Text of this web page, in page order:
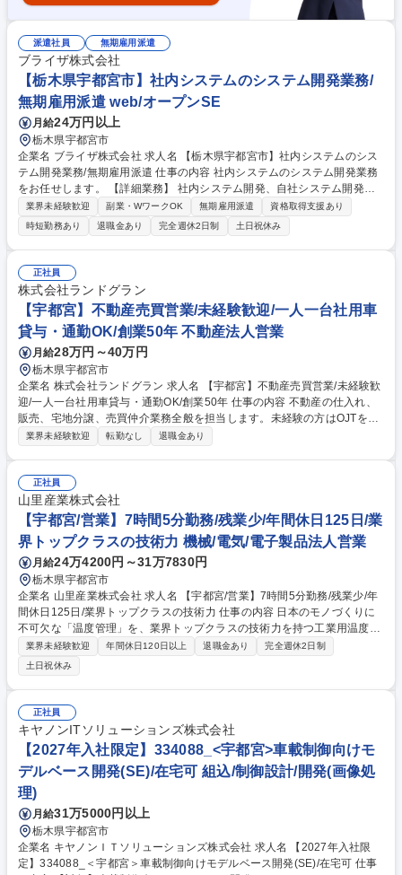
派遣社員 無期雇用派遣
ブライザ株式会社
【栃木県宇都宮市】社内システムのシステム開発業務/
無期雇用派遣 web/オープンSE
月給24万円以上
栃木県宇都宮市
企業名 ブライザ株式会社 求人名 【栃木県宇都宮市】社内システムのシス
テム開発業務/無期雇用派遣 仕事の内容 社内システムのシステム開発業務
をお任せします。 【詳細業務】 社内システム開発、自社システム開発、
マネジメント業務 募集職種 【栃木県宇都宮市】社内システムのシステム
開発業務/無期雇用派遣
業界未経験歓迎 副業・WワークOK 無期雇用派遣
資格取得支援あり
時短勤務あり
退職金あり 完全週休2日制 土日祝休み
正社員
株式会社ランドグラン
【宇都宮】不動産売買営業/未経験歓迎/一人一台社用車
貸与・通勤OK/創業50年 不動産法人営業
月給28万円～40万円
栃木県宇都宮市
企業名 株式会社ランドグラン 求人名 【宇都宮】不動産売買営業/未経験歓
迎/一人一台社用車貸与・通勤OK/創業50年 仕事の内容 不動産の仕入れ、
販売、宅地分譲、売買仲介業務全般を担当します。未経験の方はOJTを通
じて先輩から法規制やアドバイスの基礎を学び、一歩ずつ専門性を高める
どの専門知識もゼロから習得可能です。一人一台の専用社用車を貸与し、
そのまま自宅への通勤もOKという嬉しい福利厚生も。創業50年の信頼が
あるからこそ扱える優良物件も多く、地域に根ざして「一生物のスキル」
を身につけ、着実にキャリアを積み上げたい方に最適な環境です。 募集職
種 【宇都宮】不動産売買営業/未経験歓迎/一人一台社用車貸与・通勤OK/
創業50年
業界未経験歓迎 転勤なし 退職金あり
正社員
山里産業株式会社
【宇都宮/営業】7時間5分勤務/残業少/年間休日125日/業
界トップクラスの技術力 機械/電気/電子製品法人営業
月給24万4200円～31万7830円
栃木県宇都宮市
企業名 山里産業株式会社 求人名 【宇都宮/営業】7時間5分勤務/残業少/年
間休日125日/業界トップクラスの技術力 仕事の内容 日本のモノづくりに
不可欠な「温度管理」を、業界トップクラスの技術力を持つ工業用温度セ
ンサーで支えるルート営業です。担当顧客と深く長く信頼関係を築き、製
造プロセスや開発における課題を解決に導く重要な 役割を担います。■担
当顧客（鉄鋼、半導体、医薬品等）への定期訪問・ヒアリング■顧客のニ
ーズに合わせた製品仕様の打ち合わせ■見積書の作成、受注処理 ■自社製
造部門との仕様・納期調整 ■納品までの進捗管理、アフターフォロー《取
引顧客業界》鉄鋼・電力・石油化学・半導体・医薬品など。幅広い知識を
身につけることが可能。未経験で入社し、知識をつけ営業活動している社
員の実績があります。https://yamari.co.jp/ 募集職種 【宇都宮/営業】7時間
5分勤務/残業少/年間休日125日/業界トップクラスの技術力
業界未経験歓迎 年間休日120日以上 退職金あり
完全週休2日制
土日祝休み
正社員
キヤノンITソリューションズ株式会社
【2027年入社限定】334088_<宇都宮>車載制御向けモ
デルベース開発(SE)/在宅可 組込/制御設計/開発(画像処
理)
月給31万5000円以上
栃木県宇都宮市
企業名 キヤノンＩＴソリューションズ株式会社 求人名 【2027年入社限
定】334088_＜宇都宮＞車載制御向けモデルベース開発(SE)/在宅可 仕事